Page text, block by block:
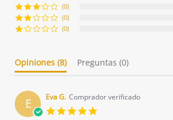
(0)
(0)
(0)
Opiniones (8) Preguntas (0)
E Eva G. Comprador verificado